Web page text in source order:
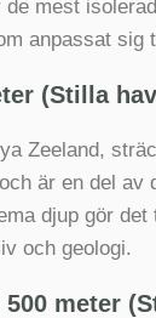
mest
anpassat sig
(Stilla
Zeeland,
är en del
djup gör
och geologi.
meter